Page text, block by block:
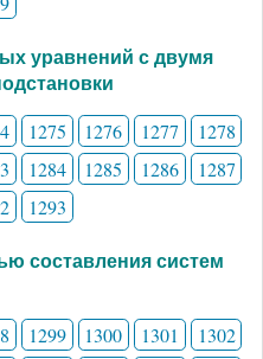
уравнений с двумя
1275 1276 1277
1278
1284 1285 1286
1287
1293
составления систем
1299 1300 1301
1302